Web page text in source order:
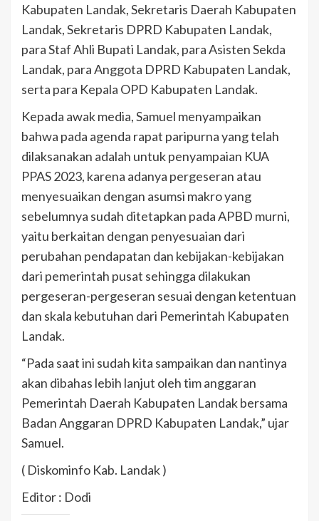
Kabupaten Landak, Sekretaris Daerah Kabupaten
Landak, Sekretaris DPRD Kabupaten Landak,
para Staf Ahli Bupati Landak, para Asisten Sekda
Landak, para Anggota DPRD Kabupaten Landak,
serta para Kepala OPD Kabupaten Landak.
Kepada awak media, Samuel menyampaikan
bahwa pada agenda rapat paripurna yang telah
dilaksanakan adalah untuk penyampaian KUA
PPAS 2023, karena adanya pergeseran atau
menyesuaikan dengan asumsi makro yang
sebelumnya sudah ditetapkan pada APBD murni,
yaitu berkaitan dengan penyesuaian dari
perubahan pendapatan dan kebijakan-kebijakan
dari pemerintah pusat sehingga dilakukan
pergeseran-pergeseran sesuai dengan ketentuan
dan skala kebutuhan dari Pemerintah Kabupaten
Landak.
“Pada saat ini sudah kita sampaikan dan nantinya
akan dibahas lebih lanjut oleh tim anggaran
Pemerintah Daerah Kabupaten Landak bersama
Badan Anggaran DPRD Kabupaten Landak,” ujar
Samuel.
( Diskominfo Kab. Landak )
Editor : Dodi